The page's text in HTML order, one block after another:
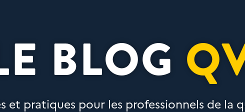
BLOG
et pratiques pour les professionnels de la